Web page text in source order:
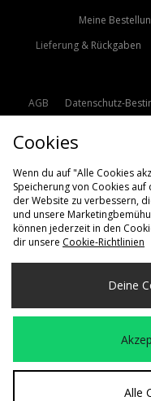
Meine
Lieferung & Rückgaben
AGB Datenschutz-
Wir akzeptieren
Besuchen Sie unsere
Cookies
Wenn du auf "Alle Cookies
Speicherung von Cookies
der Website zu verbessern,
und unsere
können jederzeit in den
dir unsere Cookie-Richtlinien
Deine
Alle